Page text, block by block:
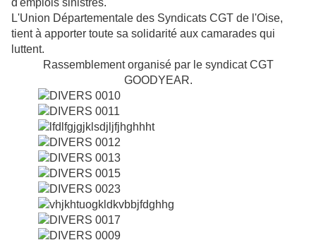
d'emplois sinistrés.
L'Union Départementale des Syndicats CGT de l'Oise,
tient à apporter toute sa solidarité aux camarades qui
luttent.
Rassemblement organisé par le syndicat CGT
GOODYEAR.